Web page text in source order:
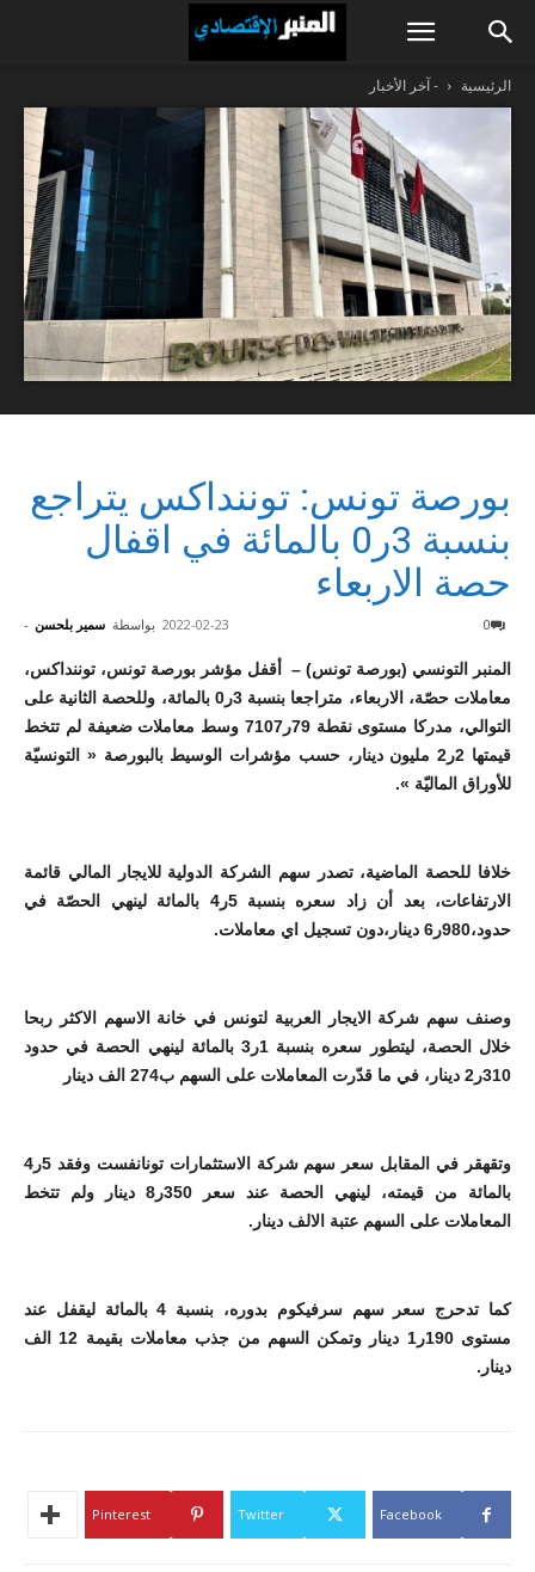
الرئيسية - آخر الأخبار
بورصة تونس: توننداكس يتراجع
بنسبة 3ر0 بالمائة في اقفال
حصة الاربعاء
بواسطة سمير بلحسن - 2022-02-23 0
المنبر التونسي (بورصة تونس) – أقفل مؤشر بورصة تونس، توننداكس،
معاملات حصّة، الاربعاء، متراجعا بنسبة 3ر0 بالمائة، وللحصة الثانية على
التوالي، مدركا مستوى نقطة 79ر7107 وسط معاملات ضعيفة لم تتخط
قيمتها 2ر2 مليون دينار، حسب مؤشرات الوسيط بالبورصة « التونسيّة
للأوراق الماليّة ».
خلافا للحصة الماضية، تصدر سهم الشركة الدولية للايجار المالي قائمة
الارتفاعات، بعد أن زاد سعره بنسبة 5ر4 بالمائة لينهي الحصّة في
حدود،980ر6 دينار،دون تسجيل اي معاملات.
وصنف سهم شركة الايجار العربية لتونس في خانة الاسهم الاكثر ربحا
خلال الحصة، ليتطور سعره بنسبة 1ر3 بالمائة لينهي الحصة في حدود
310ر2 دينار، في ما قدّرت المعاملات على السهم ب274 الف دينار
وتقهقر في المقابل سعر سهم شركة الاستثمارات تونانفست وفقد 5ر4
بالمائة من قيمته، لينهي الحصة عند سعر 350ر8 دينار ولم تتخط
المعاملات على السهم عتبة الالف دينار.
كما تدحرج سعر سهم سرفيكوم بدوره، بنسبة 4 بالمائة ليقفل عند
مستوى 190ر1 دينار وتمكن السهم من جذب معاملات بقيمة 12 الف
دينار.
Facebook
Twitter
Pinterest